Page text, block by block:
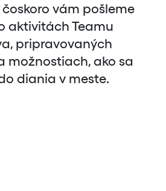
čoskoro vám pošleme
aktivitách Teamu
pripravovaných
možnostiach, ako sa
diania v meste.